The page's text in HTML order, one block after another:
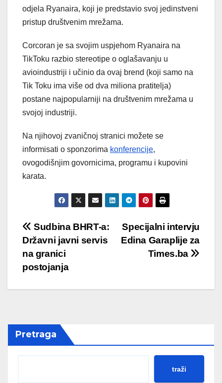
odjela Ryanaira, koji je predstavio svoj jedinstveni
pristup društvenim mrežama.
Corcoran je sa svojim uspjehom Ryanaira na
TikToku razbio stereotipe o oglašavanju u
avioindustriji i učinio da ovaj brend (koji samo na
Tik Toku ima više od dva miliona pratitelja)
postane najpopularniji na društvenim mrežama u
svojoj industriji.
Na njihovoj zvaničnoj stranici možete se
informisati o sponzorima konferencije,
ovogodišnjim govornicima, programu i kupovini
karata.
Post
navigation
Specijalni intervju
Edina Garaplije za
Times.ba
Sudbina BHRT-a:
Državni javni servis
na granici
postojanja
Pretraga
traži